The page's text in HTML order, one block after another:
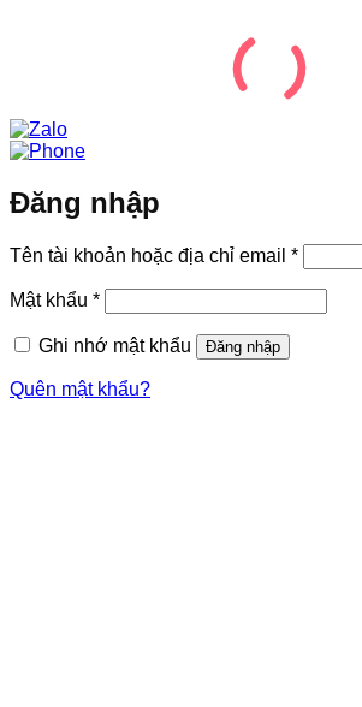
Đăng nhập
Tên tài khoản hoặc địa chỉ email *Bắt
buộc
Mật khẩu *Bắt
buộc
Ghi nhớ mật khẩu
Đăng nhập
Quên mật khẩu?